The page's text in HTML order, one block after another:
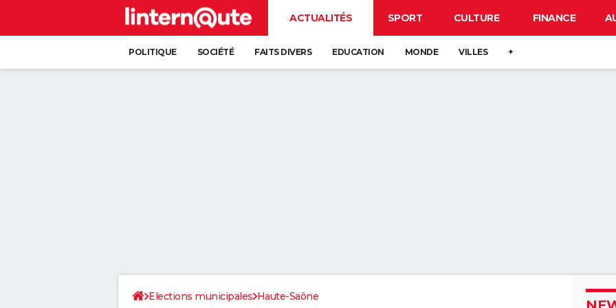
ACTUALITÉS SPORT CULTURE FINANCE
POLITIQUE SOCIÉTÉ FAITS DIVERS EDUCATION MONDE VILLES +
Elections municipales Haute-Saône